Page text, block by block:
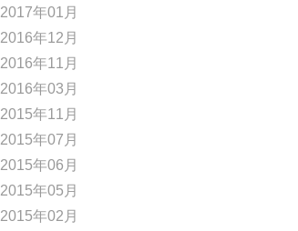
2017年01月
2016年12月
2016年11月
2016年03月
2015年11月
2015年07月
2015年06月
2015年05月
2015年02月